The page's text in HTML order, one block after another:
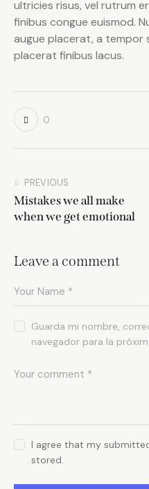
ultricies risus, vel rutrum
finibus congue euismod.
augue placerat, a tempor
placerat finibus lacus.
0
PREVIOUS
Mistakes we all make
when we get emotional
Leave a comment
Guarda mi nombre,
navegador para la
I agree that my
stored.